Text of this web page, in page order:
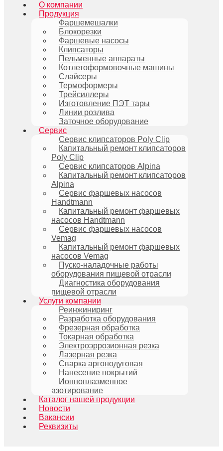
О компании
Продукция
Фаршемешалки
Блокорезки
Фаршевые насосы
Клипсаторы
Пельменные аппараты
Котлетоформовочные машины
Слайсеры
Термоформеры
Трейсиллеры
Изготовление ПЭТ тары
Линии розлива
Заточное оборудование
Сервис
Сервис клипсаторов Poly Clip
Капитальный ремонт клипсаторов
Poly Clip
Сервис клипсаторов Alpina
Капитальный ремонт клипсаторов
Alpina
Сервис фаршевых насосов
Handtmann
Капитальный ремонт фаршевых
насосов Handtmann
Сервис фаршевых насосов
Vemag
Капитальный ремонт фаршевых
насосов Vemag
Пуско-наладочные работы
оборудования пищевой отрасли
Диагностика оборудования
пищевой отрасли
Услуги компании
Реинжиниринг
Разработка оборудования
Фрезерная обработка
Токарная обработка
Электроэррозионная резка
Лазерная резка
Сварка аргонодуговая
Нанесение покрытий
Ионноплазменное
азотирование
Каталог нашей продукции
Новости
Вакансии
Реквизиты